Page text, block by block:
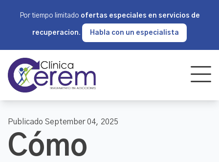
Por tiempo limitado ofertas especiales en servicios de
recuperacion. Habla con un especialista
Publicado September 04, 2025
Cómo